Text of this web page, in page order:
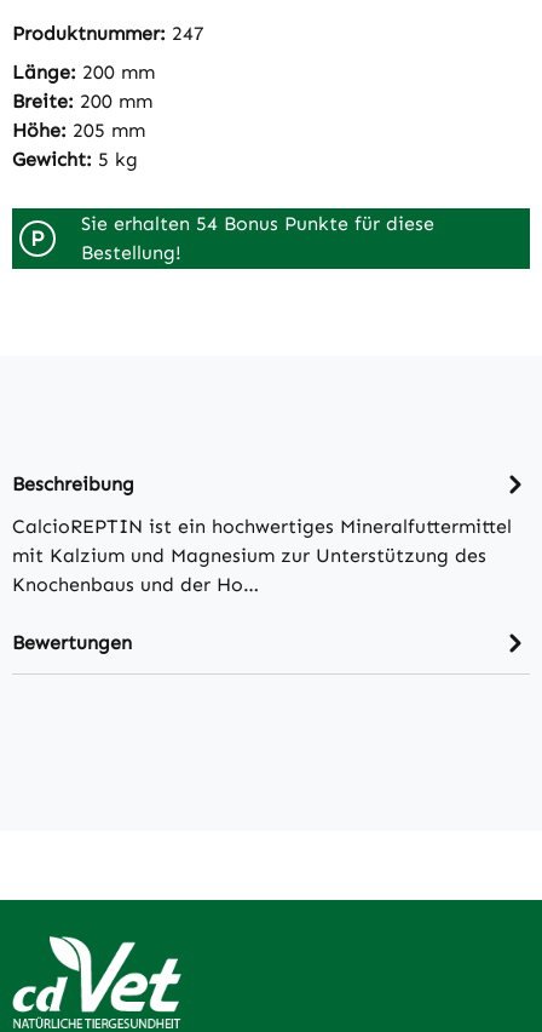
Produktnummer: 247
Länge: 200 mm
Breite: 200 mm
Höhe: 205 mm
Gewicht: 5 kg
P
Sie erhalten 54 Bonus Punkte für diese
Bestellung!
Beschreibung
CalcioREPTIN ist ein hochwertiges Mineralfuttermittel
mit Kalzium und Magnesium zur Unterstützung des
Knochenbaus und der Ho…
Bewertungen